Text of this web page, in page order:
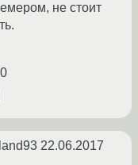
не стоит
22.06.2017